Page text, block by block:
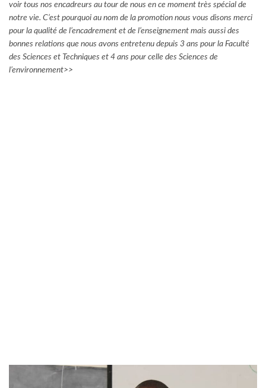
voir tous nos encadreurs au tour de nous en ce moment très spécial de
notre vie. C’est pourquoi au nom de la promotion nous vous disons merci
pour la qualité de l’encadrement et de l’enseignement mais aussi des
bonnes relations que nous avons entretenu depuis 3 ans pour la Faculté
des Sciences et Techniques et 4 ans pour celle des Sciences de
l’environnement>>